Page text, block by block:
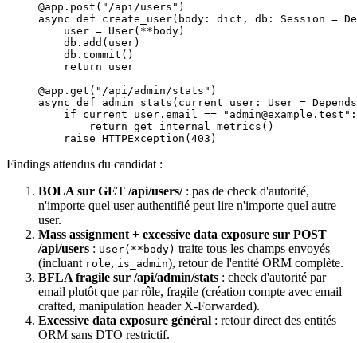
@app.post ( "/api/users" )
async def create_user(body: dict , db: Session =
    user
= User( ** body)
    db.add(user)
    db.commit()
    return
user
@app.get ( "/api/admin/stats" )
async def admin_stats (current_user: User =
    if
current_user.email == "admin@example.test" :
        return
get_internal_metrics()
    raise
HTTPException( 403 )
Findings attendus du candidat :
BOLA sur GET /api/users/: pas de check d'autorité,
n'importe quel user authentifié peut lire n'importe quel autre
user.
Mass assignment + excessive data exposure sur POST
/api/users : User(**body) traite tous les champs envoyés
(incluant role, is_admin), retour de l'entité ORM complète.
BFLA fragile sur /api/admin/stats : check d'autorité par
email plutôt que par rôle, fragile (création compte avec email
crafted, manipulation header X-Forwarded).
Excessive data exposure général : retour direct des entités
ORM sans DTO restrictif.